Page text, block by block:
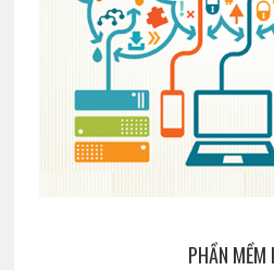
PHẦN MỀM